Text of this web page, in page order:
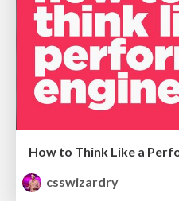
How to Think Like a
csswizardry